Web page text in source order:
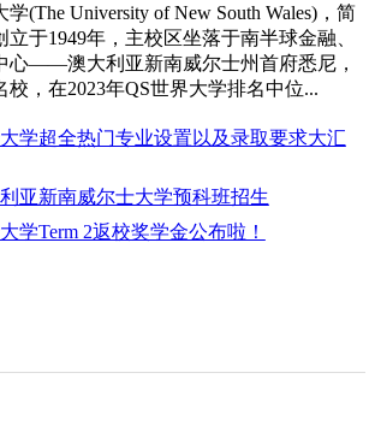
(The University of New South Wales)，简
立于1949年，主校区坐落于南半球金融、
心——澳大利亚新南威尔士州首府悉尼，
校，在2023年QS世界大学排名中位...
学超全热门专业设置以及录取要求大汇
亚新南威尔士大学预科班招生
学Term 2返校奖学金公布啦！